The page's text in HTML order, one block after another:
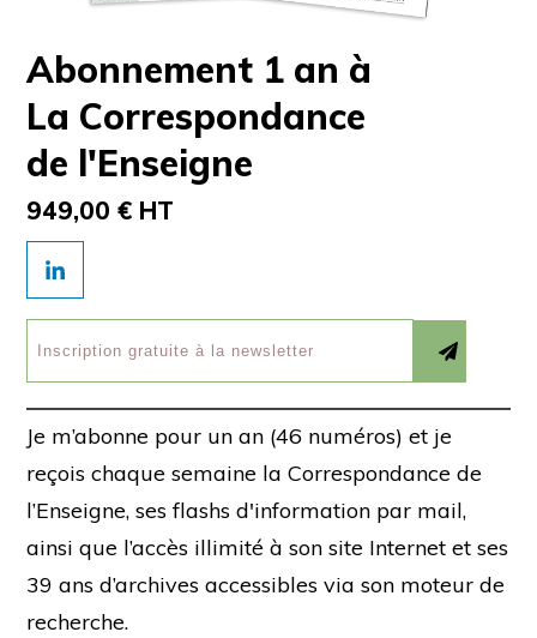
Abonnement 1 an à
La Correspondance
de l'Enseigne
949,00 € HT
Je m’abonne pour un an (46 numéros) et je
reçois chaque semaine la Correspondance de
l’Enseigne, ses flashs d'information par mail,
ainsi que l’accès illimité à son site Internet et ses
39 ans d’archives accessibles via son moteur de
recherche.